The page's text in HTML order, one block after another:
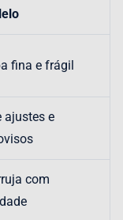
fina e frágil
ajustes e
com